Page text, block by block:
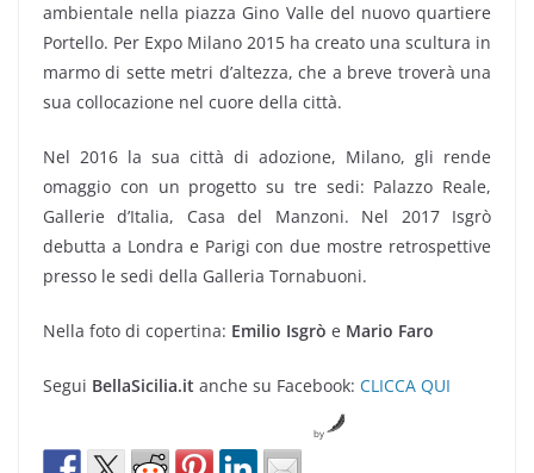
ambientale nella piazza Gino Valle del nuovo quartiere
Portello. Per Expo Milano 2015 ha creato una scultura in
marmo di sette metri d’altezza, che a breve troverà una
sua collocazione nel cuore della città.
Nel 2016 la sua città di adozione, Milano, gli rende
omaggio con un progetto su tre sedi: Palazzo Reale,
Gallerie d’Italia, Casa del Manzoni. Nel 2017 Isgrò
debutta a Londra e Parigi con due mostre retrospettive
presso le sedi della Galleria Tornabuoni.
Nella foto di copertina: Emilio Isgrò e Mario Faro
Segui BellaSicilia.it anche su Facebook: CLICCA QUI
by